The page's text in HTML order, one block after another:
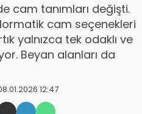
cam tanımları değişti.
cam seçenekleri
yalnızca tek odaklı ve
Beyan alanları da
12:47